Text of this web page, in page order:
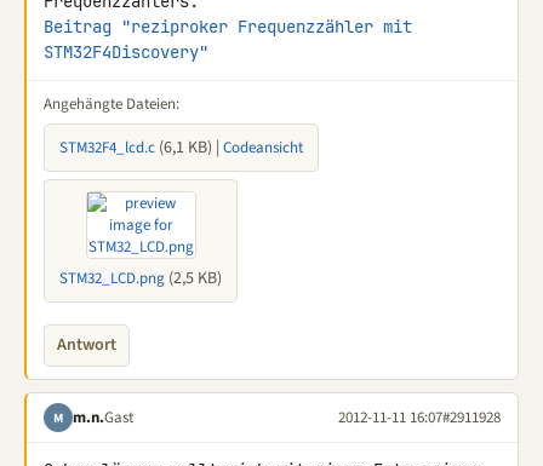
Beitrag "reziproker Frequenzzähler mit
STM32F4Discovery"
Angehängte Dateien:
STM32F4_lcd.c (6,1 KB) | Codeansicht
STM32_LCD.png (2,5 KB)
Antwort
M m.n.Gast 2012-11-11 16:07#2911928